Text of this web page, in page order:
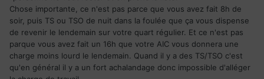
Chose importante, ce n'est pas parce que vous avez fait 8h de
soir, puis TS ou TSO de nuit dans la foulée que ça vous dispense
de revenir le lendemain sur votre quart régulier. Et ce n'est pas
parque vous avez fait un 16h que votre AIC vous donnera une
charge moins lourd le lendemain. Quand il y a des TS/TSO c'est
qu'en général il y a un fort achalandage donc impossible d'alléger